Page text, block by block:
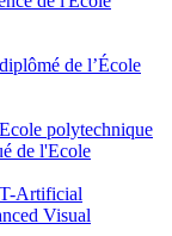
de l’École
polytechnique
de l'Ecole
Artificial
Visual